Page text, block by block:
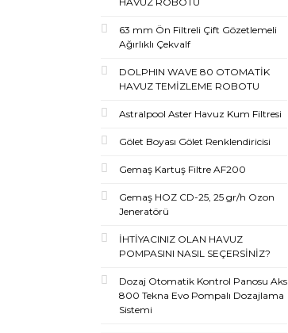
63 mm Ön Filtreli Çift Gözetlemeli
Ağırlıklı Çekvalf
DOLPHIN WAVE 80 OTOMATİK
HAVUZ TEMİZLEME ROBOTU
Astralpool Aster Havuz Kum Filtresi
Gölet Boyası Gölet Renklendiricisi
Gemaş Kartuş Filtre AF200
Gemaş HOZ CD-25, 25 gr/h Ozon
Jeneratörü
İHTİYACINIZ OLAN HAVUZ
POMPASINI NASIL SEÇERSİNİZ?
Dozaj Otomatik Kontrol Panosu Aks
800 Tekna Evo Pompalı Dozajlama
Sistemi